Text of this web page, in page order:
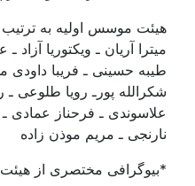
هيئت موسس اولیە بە ترتيب
ميترا آريان ـ ويکتوريا
طيبه حسينی ـ فريبا داودی
شکرالله پورـ رويا طلوعی
علاسوندی ـ فرحناز عمادی
نارنجی ـ مريم موذن زاده
*بيوگرافی مختصری از